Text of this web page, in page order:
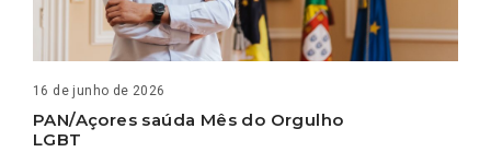
16 de junho de 2026
PAN/Açores saúda Mês do Orgulho
LGBT